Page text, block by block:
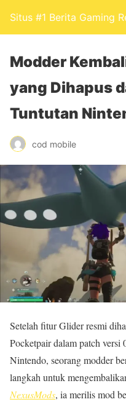
Situs #1 Berita Gaming
Modder
yang Dihapus
Tuntutan
cod mobile
Setelah fitur Glider resmi
Pocketpair dalam patch versi
Nintendo, seorang modder
langkah untuk
NexusMods, ia merilis mod